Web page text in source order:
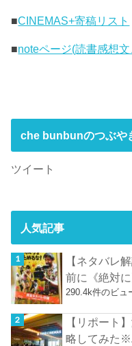
■CINEMAS+寄稿リスト
■noteページ(読書感想
che bunbunのつぶや
ツイート
人気記事
【ネタバレ
前に《絶対
290.4k件のビュ
【リポート
略してみた※